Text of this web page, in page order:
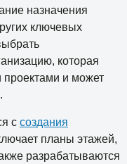
назначения
ключевых
которая
и может
с создания
планы этажей,
разрабатываются